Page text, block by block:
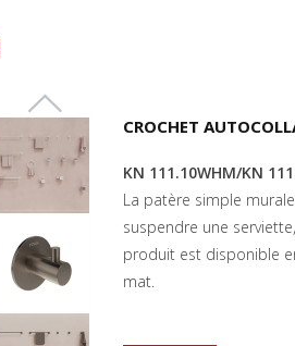
CROCHET
KN 111.10WHM/KN
La patère simple
suspendre une
produit est disponible
mat.